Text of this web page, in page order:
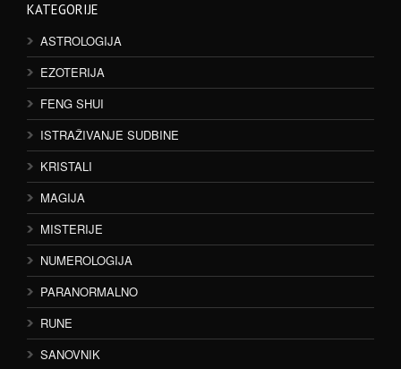
KATEGORIJE
ASTROLOGIJA
EZOTERIJA
FENG SHUI
ISTRAŽIVANJE SUDBINE
KRISTALI
MAGIJA
MISTERIJE
NUMEROLOGIJA
PARANORMALNO
RUNE
SANOVNIK